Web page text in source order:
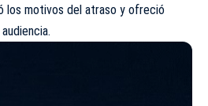
los motivos del atraso y ofreció